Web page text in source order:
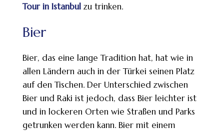
Tour in Istanbul zu trinken.
Bier
Bier, das eine lange Tradition hat, hat wie in
allen Ländern auch in der Türkei seinen Platz
auf den Tischen. Der Unterschied zwischen
Bier und Raki ist jedoch, dass Bier leichter ist
und in lockeren Orten wie Straßen und Parks
getrunken werden kann. Bier mit einem